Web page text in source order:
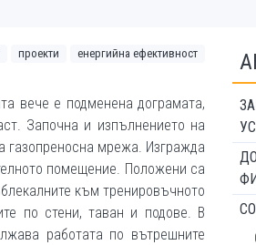
проекти енергийна ефективност
вече е подменена дограмата,
Започна и изпълнението на
газопреносна мрежа. Изгражда
помещение. Положени са
към тренировъчното
по стени, таван и подове. В
работата по вътрешните